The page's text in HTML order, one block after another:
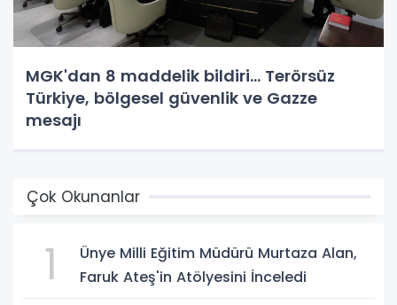
MGK'dan 8 maddelik bildiri... Terörsüz
Türkiye, bölgesel güvenlik ve Gazze
mesajı
Çok Okunanlar
1
Ünye Milli Eğitim Müdürü Murtaza Alan,
Faruk Ateş'in Atölyesini İnceledi